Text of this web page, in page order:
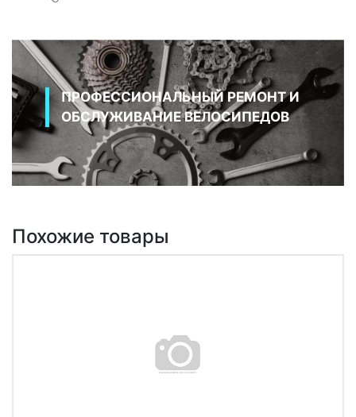
ПРОФЕССИОНАЛЬНЫЙ РЕМОНТ И
ОБСЛУЖИВАНИЕ ВЕЛОСИПЕДОВ
Похожие товары